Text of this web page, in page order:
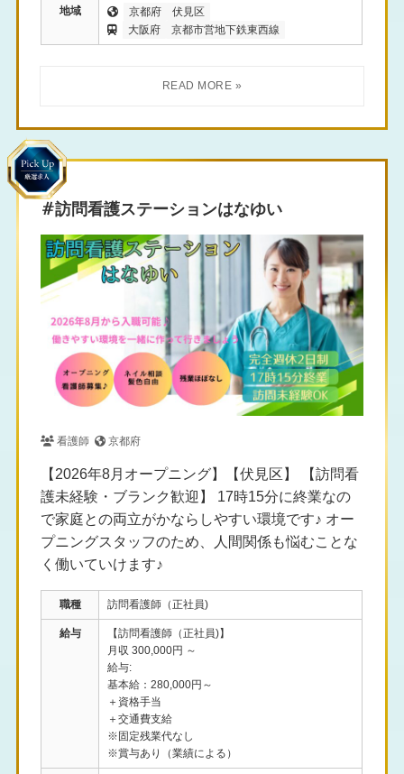
地域 京都府
伏見区
大阪府
京都市営地下鉄東西線
#訪問看護ステーションはなゆい
看護師 京都府
【2026年8月オープニング】【伏見区】 【訪問看
護未経験・ブランク歓迎】 17時15分に終業なの
で家庭との両立がかならしやすい環境です♪ オー
プニングスタッフのため、人間関係も悩むことな
く働いていけます♪
職種 訪問看護師（正社員)
給与
【訪問看護師（正社員)】
月収 300,000円 ～
給与:
基本給：280,000円～
＋資格手当
＋交通費支給
※固定残業代なし
※賞与あり（業績による）